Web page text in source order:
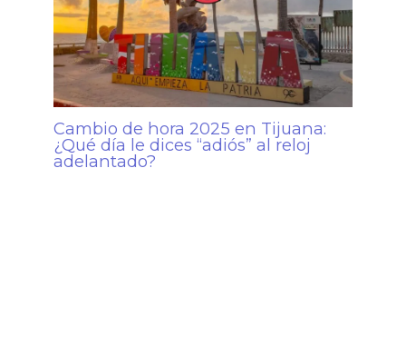
Cambio de hora 2025 en Tijuana:
¿Qué día le dices “adiós” al reloj
adelantado?